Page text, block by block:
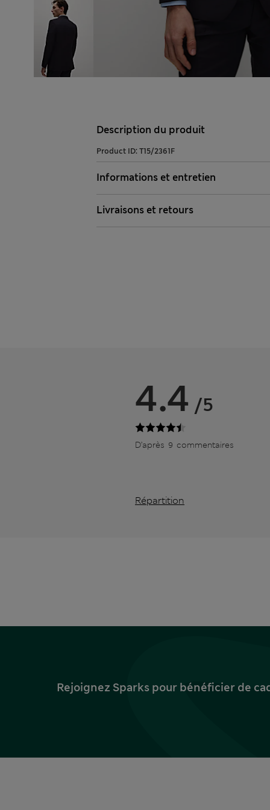
Description du produit
Product ID: T15/2361F
Informations et entretien
Livraisons et retours
4.4 /5
D’après 9 commentaires
Répartition
Rejoignez Sparks pour bénéficier de